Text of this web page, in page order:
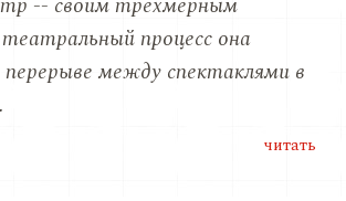
процесс она
перерыве между спектаклями в
читать